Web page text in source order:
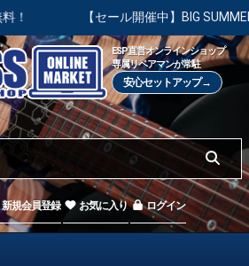
【セール開催中】BIG SUMMER SALE
ESP直営オンラインショップ
専属リペアマンが常駐
安心セットアップ→
新規会員登録 お気に入り ログイン